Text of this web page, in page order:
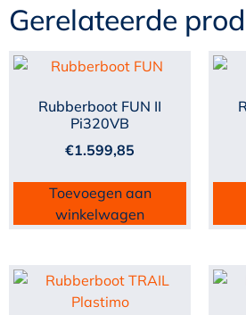
Gerelateerde
Rubberboot FUN II
Pi320VB
€1.599,85
Toevoegen aan
winkelwagen